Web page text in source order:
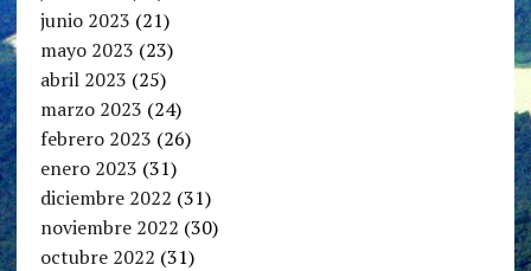
junio 2023 (21)
mayo 2023 (23)
abril 2023 (25)
marzo 2023 (24)
febrero 2023 (26)
enero 2023 (31)
diciembre 2022 (31)
noviembre 2022 (30)
octubre 2022 (31)